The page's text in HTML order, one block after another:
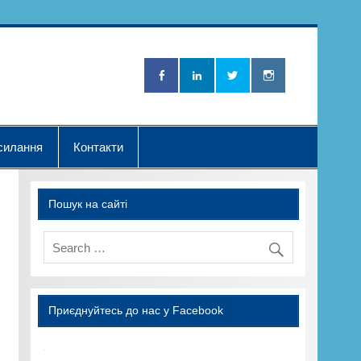
Хвилька"
Контакти
Пошук на сайті
Приєднуйтесь до нас у Facebook